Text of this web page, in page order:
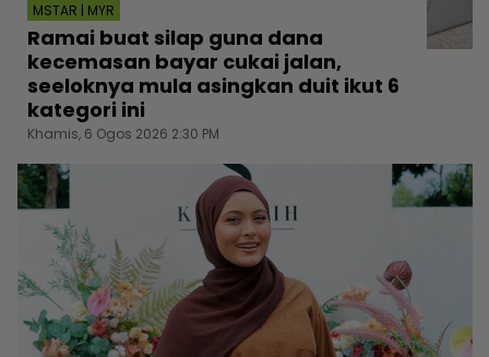
MSTAR | MYR
Ramai buat silap guna dana
kecemasan bayar cukai jalan,
seeloknya mula asingkan duit ikut 6
kategori ini
Khamis, 6 Ogos 2026 2:30 PM